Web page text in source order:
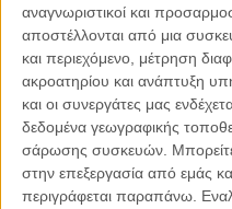
αναγνωριστικοί και
αποστέλλονται από μια
και περιεχόμενο, μέτρηση
ακροατηρίου και ανάπτυξη
και οι συνεργάτες μας
δεδομένα γεωγραφικής
σάρωσης συσκευών. Μπορείτε
στην επεξεργασία από εμάς
περιγράφεται παραπάνω.
Γιάννης
Οι μόνοι
Αντώνιος